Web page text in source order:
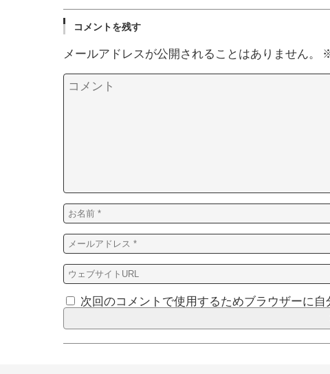
コメントを残す
メールアドレスが公開されることはありません。
次回のコメントで使用するためブラウザーに